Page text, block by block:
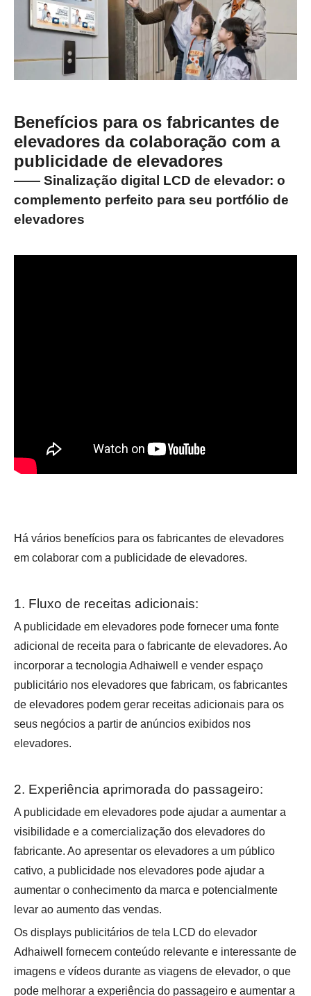
Benefícios para os fabricantes de
elevadores da colaboração com a
publicidade de elevadores
—— Sinalização digital LCD de elevador: o
complemento perfeito para seu portfólio de
elevadores
Há vários benefícios para os fabricantes de elevadores
em colaborar com a publicidade de elevadores.
1. Fluxo de receitas adicionais:
A publicidade em elevadores pode fornecer uma fonte
adicional de receita para o fabricante de elevadores. Ao
incorporar a tecnologia Adhaiwell e vender espaço
publicitário nos elevadores que fabricam, os fabricantes
de elevadores podem gerar receitas adicionais para os
seus negócios a partir de anúncios exibidos nos
elevadores.
2. Experiência aprimorada do passageiro:
A publicidade em elevadores pode ajudar a aumentar a
visibilidade e a comercialização dos elevadores do
fabricante. Ao apresentar os elevadores a um público
cativo, a publicidade nos elevadores pode ajudar a
aumentar o conhecimento da marca e potencialmente
levar ao aumento das vendas.
Os displays publicitários de tela LCD do elevador
Adhaiwell fornecem conteúdo relevante e interessante de
imagens e vídeos durante as viagens de elevador, o que
pode melhorar a experiência do passageiro e aumentar a